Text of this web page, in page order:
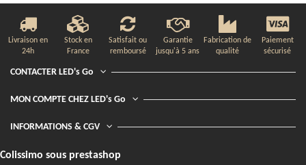
Livraison en
24h
Stock en
France
Satisfait ou
remboursé
Garantie
jusqu'à 5 ans
Fabrication de
qualité
Paiement
sécurisé
CONTACTER LED's Go
MON COMPTE CHEZ LED's Go
INFORMATIONS & CGV
Colissimo sous prestashop